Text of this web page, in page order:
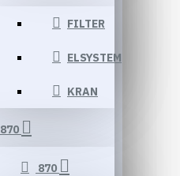
FILTER
ELSYSTEM
KRAN
870
870